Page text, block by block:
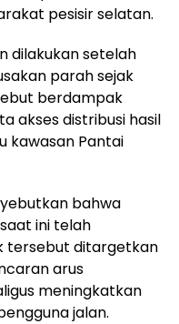
pesisir selatan.
dilakukan setelah
parah sejak
berdampak
akses distribusi hasil
kawasan Pantai
bahwa
ini telah
tersebut ditargetkan
arus
meningkatkan
jalan.